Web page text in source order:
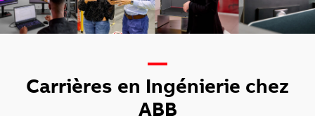
—
Carrières en Ingénierie chez
ABB